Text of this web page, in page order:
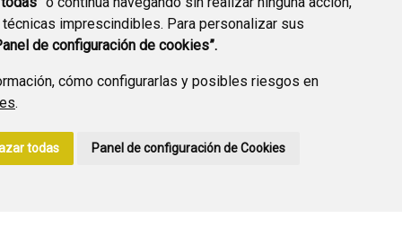
imprescindibles. Para personalizar sus
de configuración de cookies”.
cómo configurarlas y posibles riesgos en
.
todas Panel de configuración de Cookies
2030